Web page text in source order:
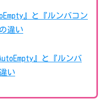
』と『ルンバコン
違い
』と『ルンバ
い